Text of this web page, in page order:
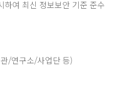
하여 최신 정보보안 기준 준수
/연구소/사업단 등)